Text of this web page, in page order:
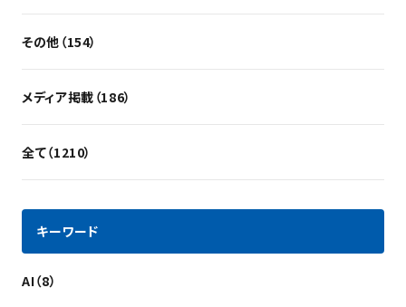
その他（154）
メディア掲載（186）
全て（1210）
キーワード
AI（8）